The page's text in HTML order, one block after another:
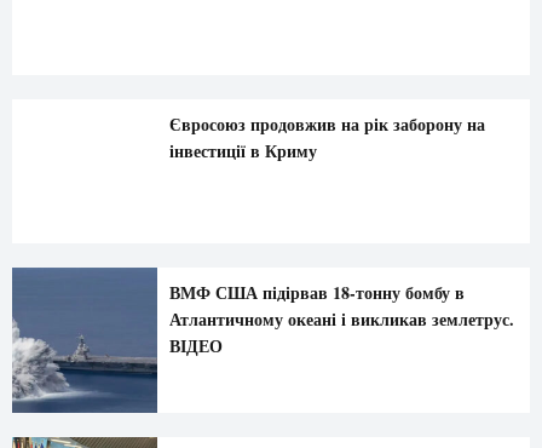
Євросоюз продовжив на рік заборону на
інвестиції в Криму
ВМФ США підірвав 18-тонну бомбу в
Атлантичному океані і викликав землетрус.
ВІДЕО